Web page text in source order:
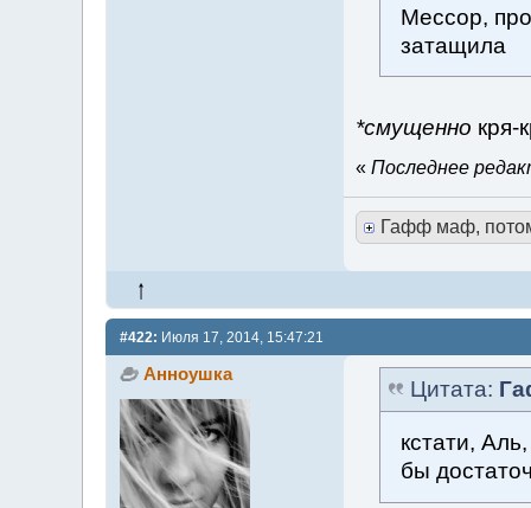
Мессор,
затащила
*смущенно кря-
« Последнее
Гафф маф,
#422: Июля 17, 2014, 15:47:21
Анноушка
Цитата:
кстати,
бы